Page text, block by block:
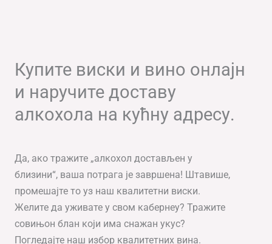
Купите виски и вино онлајн
и наручите доставу
алкохола на кућну адресу.
Да, ако тражите „алкохол достављен у
близини“, ваша потрага је завршена! Штавише,
промешајте то уз наш квалитетни виски.
Желите да уживате у свом кабернеу? Тражите
совињон блан који има снажан укус?
Погледајте наш избор квалитетних вина.